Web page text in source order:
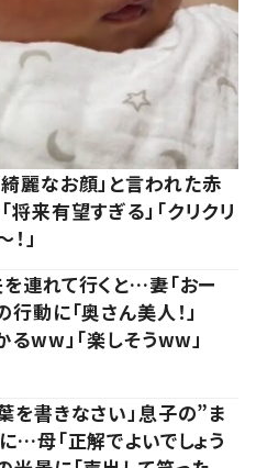
麗なお顔」と言われた赤
来有望すぎる」「クリクリ
」
連れて行くと…妻「おー
動に「奥さん美人！」
るww」「楽しそうww」
を書きなさい」息子の”ま
…母「正解でよいでしょう